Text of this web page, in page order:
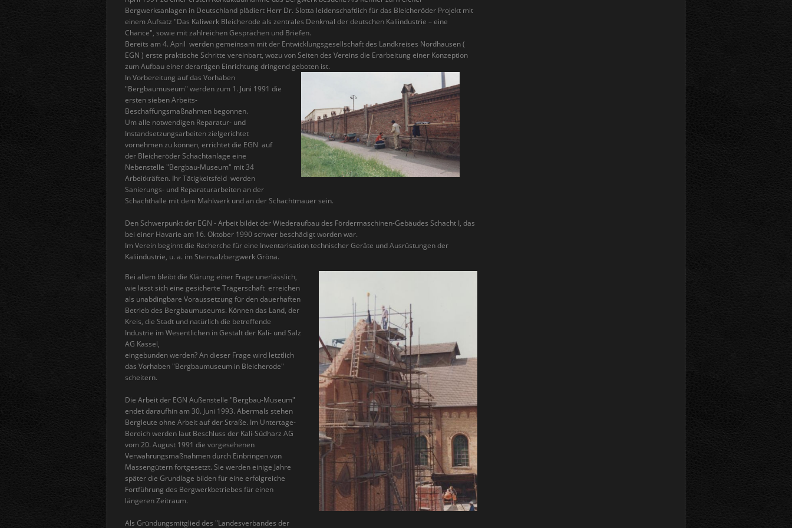
Bergwerksanlagen in Deutschland plädiert Herr Dr. Slotta leidenschaftlich für das Bleicheröder Projekt mit
einem Aufsatz "Das Kaliwerk Bleicherode als zentrales Denkmal der deutschen Kaliindustrie – eine
Chance", sowie mit zahlreichen Gesprächen und Briefen.
Bereits am 4. April werden gemeinsam mit der Entwicklungsgesellschaft des Landkreises Nordhausen (
EGN ) erste praktische Schritte vereinbart, wozu von Seiten des Vereins die Erarbeitung einer Konzeption
zum Aufbau einer derartigen Einrichtung dringend geboten ist.
In Vorbereitung auf das Vorhaben
"Bergbaumuseum" werden zum 1. Juni 1991 die
ersten sieben Arbeits-
Beschaffungsmaßnahmen begonnen.
Um alle notwendigen Reparatur- und
Instandsetzungsarbeiten zielgerichtet
vornehmen zu können, errichtet die EGN auf
der Bleicheröder Schachtanlage eine
Nebenstelle "Bergbau-Museum" mit 34
Arbeitkräften. Ihr Tätigkeitsfeld werden
Sanierungs- und Reparaturarbeiten an der
Schachthalle mit dem Mahlwerk und an der Schachtmauer sein.
Den Schwerpunkt der EGN - Arbeit bildet der Wiederaufbau des Fördermaschinen-Gebäudes Schacht I, das
bei einer Havarie am 16. Oktober 1990 schwer beschädigt worden war.
Im Verein beginnt die Recherche für eine Inventarisation technischer Geräte und Ausrüstungen der
Kaliindustrie, u. a. im Steinsalzbergwerk Gröna.
Bei allem bleibt die Klärung einer Frage unerlässlich,
wie lässt sich eine gesicherte Trägerschaft erreichen
als unabdingbare Voraussetzung für den dauerhaften
Betrieb des Bergbaumuseums. Können das Land, der
Kreis, die Stadt und natürlich die betreffende
Industrie im Wesentlichen in Gestalt der Kali- und Salz
AG Kassel,
eingebunden werden? An dieser Frage wird letztlich
das Vorhaben "Bergbaumuseum in Bleicherode"
scheitern.
Die Arbeit der EGN Außenstelle "Bergbau-Museum"
endet daraufhin am 30. Juni 1993. Abermals stehen
Bergleute ohne Arbeit auf der Straße. Im Untertage-
Bereich werden laut Beschluss der Kali-Südharz AG
vom 20. August 1991 die vorgesehenen
Verwahrungsmaßnahmen durch Einbringen von
Massengütern fortgesetzt. Sie werden einige Jahre
später die Grundlage bilden für eine erfolgreiche
Fortführung des Bergwerkbetriebes für einen
längeren Zeitraum.
Als Gründungsmitglied des "Landesverbandes der